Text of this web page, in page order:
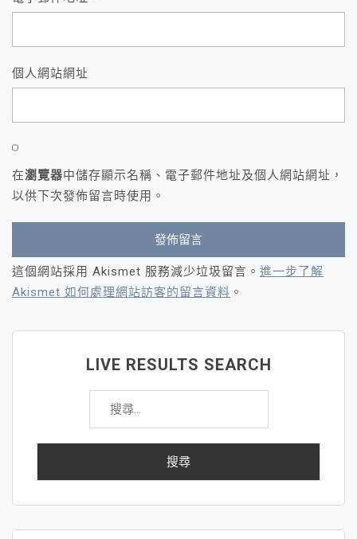
個人網站網址
在瀏覽器中儲存顯示名稱、電子郵件地址及個人網站網址，
以供下次發佈留言時使用。
這個網站採用 Akismet 服務減少垃圾留言。 進一步了解
Akismet 如何處理網站訪客的留言資料 。
LIVE RESULTS SEARCH
搜
關